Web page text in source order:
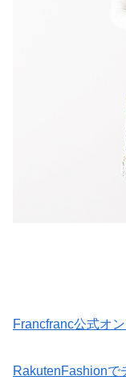
Francfranc公式オ
RakutenFashionで